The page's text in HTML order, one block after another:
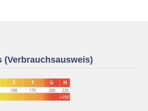
(Verbrauchsausweis)